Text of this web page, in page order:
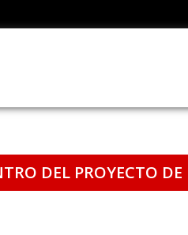
DEL PROYECTO